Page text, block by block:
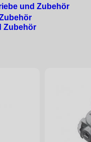
und Zubehör
Zubehör